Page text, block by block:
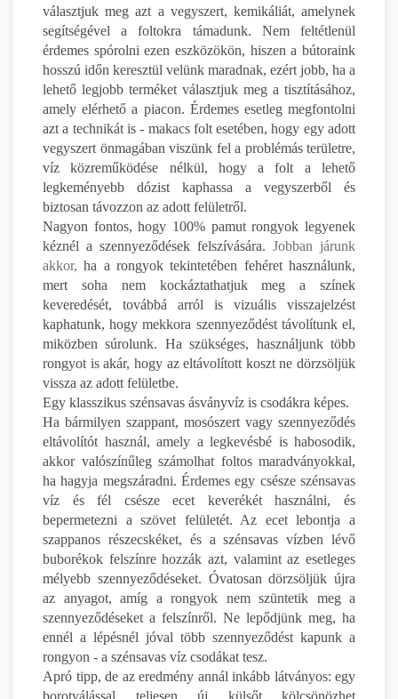
választjuk meg azt a vegyszert, kemikáliát, amelynek
segítségével a foltokra támadunk. Nem feltétlenül
érdemes spórolni ezen eszközökön, hiszen a bútoraink
hosszú időn keresztül velünk maradnak, ezért jobb, ha a
lehető legjobb terméket választjuk meg a tisztításához,
amely elérhető a piacon. Érdemes esetleg megfontolni
azt a technikát is - makacs folt esetében, hogy egy adott
vegyszert önmagában viszünk fel a problémás területre,
víz közreműködése nélkül, hogy a folt a lehető
legkeményebb dózist kaphassa a vegyszerből és
biztosan távozzon az adott felületről.
Nagyon fontos, hogy 100% pamut rongyok legyenek
kéznél a szennyeződések felszívására. Jobban járunk
akkor, ha a rongyok tekintetében fehéret használunk,
mert soha nem kockáztathatjuk meg a színek
keveredését, továbbá arról is vizuális visszajelzést
kaphatunk, hogy mekkora szennyeződést távolítunk el,
miközben súrolunk. Ha szükséges, használjunk több
rongyot is akár, hogy az eltávolított koszt ne dörzsöljük
vissza az adott felületbe.
Egy klasszikus szénsavas ásványvíz is csodákra képes.
Ha bármilyen szappant, mosószert vagy szennyeződés
eltávolítót használ, amely a legkevésbé is habosodik,
akkor valószínűleg számolhat foltos maradványokkal,
ha hagyja megszáradni. Érdemes egy csésze szénsavas
víz és fél csésze ecet keverékét használni, és
bepermetezni a szövet felületét. Az ecet lebontja a
szappanos részecskéket, és a szénsavas vízben lévő
buborékok felszínre hozzák azt, valamint az esetleges
mélyebb szennyeződéseket. Óvatosan dörzsöljük újra
az anyagot, amíg a rongyok nem szüntetik meg a
szennyeződéseket a felszínről. Ne lepődjünk meg, ha
ennél a lépésnél jóval több szennyeződést kapunk a
rongyon - a szénsavas víz csodákat tesz.
Apró tipp, de az eredmény annál inkább látványos: egy
borotválással teljesen új külsőt kölcsönözhet